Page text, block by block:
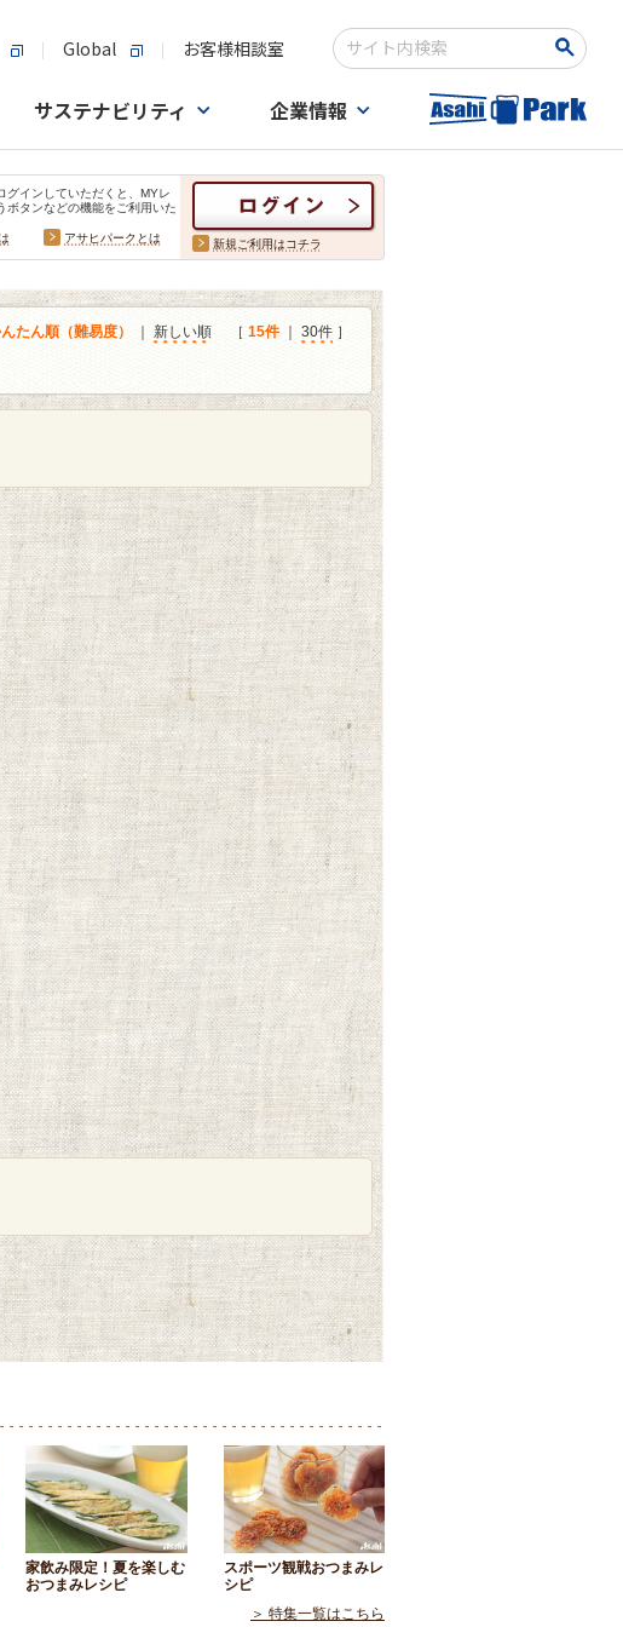
Global お客様相談室
検索キーワード入力
サステナビリティ 企業情報
グインしていただくと、MYレ
ボタンなどの機能をご利用いた
アサヒパークとは 新規ご利用はコチラ
たん順（難易度） 新しい順 ［ 15件｜ 30件 ］
家飲み限定！夏を楽しむ
おつまみレシピ
スポーツ観戦おつまみレ
シピ
＞ 特集一覧はこちら